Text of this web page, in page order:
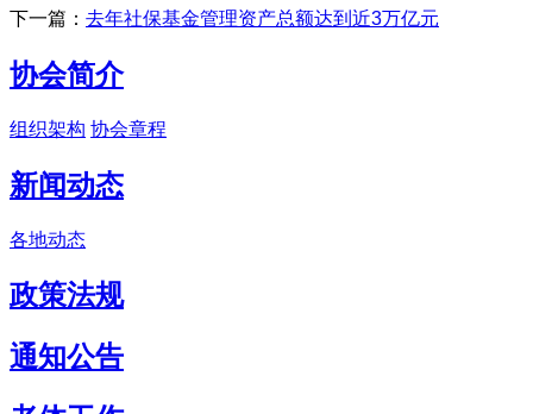
下一篇： 去年社保基金管理资产总额达到近3万亿元
协会简介
组织架构 协会章程
新闻动态
各地动态
政策法规
通知公告